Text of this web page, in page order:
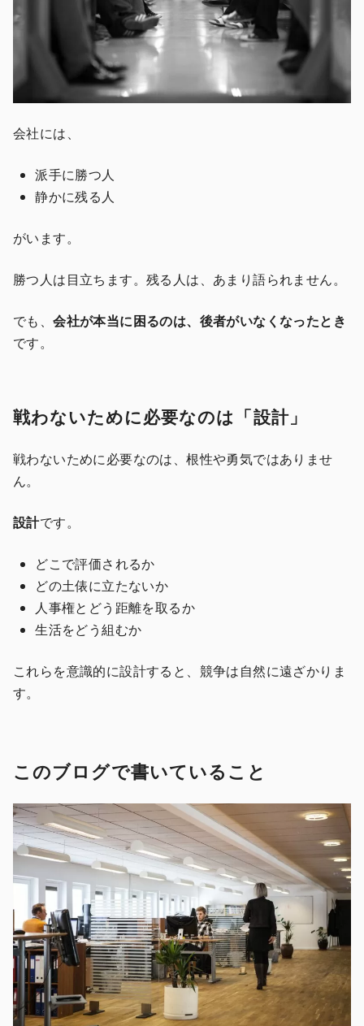
会社には、
派手に勝つ人
静かに残る人
がいます。
勝つ人は目立ちます。残る人は、あまり語られません。
でも、会社が本当に困るのは、後者がいなくなったとき
です。
戦わないために必要なのは「設計」
戦わないために必要なのは、根性や勇気ではありませ
ん。
設計です。
どこで評価されるか
どの土俵に立たないか
人事権とどう距離を取るか
生活をどう組むか
これらを意識的に設計すると、競争は自然に遠ざかりま
す。
このブログで書いていること